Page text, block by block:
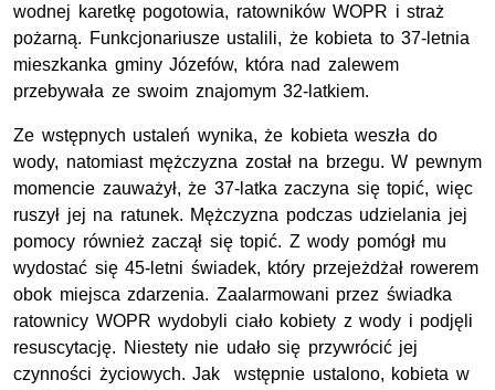
wodnej karetkę pogotowia, ratowników WOPR i straż
pożarną. Funkcjonariusze ustalili, że kobieta to 37-letnia
mieszkanka gminy Józefów, która nad zalewem
przebywała ze swoim znajomym 32-latkiem.
Ze wstępnych ustaleń wynika, że kobieta weszła do
wody, natomiast mężczyzna został na brzegu. W pewnym
momencie zauważył, że 37-latka zaczyna się topić, więc
ruszył jej na ratunek. Mężczyzna podczas udzielania jej
pomocy również zaczął się topić. Z wody pomógł mu
wydostać się 45-letni świadek, który przejeżdżał rowerem
obok miejsca zdarzenia. Zaalarmowani przez świadka
ratownicy WOPR wydobyli ciało kobiety z wody i podjęli
resuscytację. Niestety nie udało się przywrócić jej
czynności życiowych. Jak wstępnie ustalono, kobieta w